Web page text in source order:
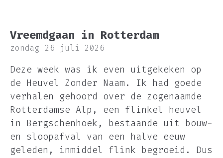
Vreemdgaan in Rotterdam
zondag 26 juli 2026
Deze week was ik even uitgekeken op
de Heuvel Zonder Naam. Ik had goede
verhalen gehoord over de zogenaamde
Rotterdamse Alp, een flinkel heuvel
in Bergschenhoek, bestaande uit bouw-
en sloopafval van een halve eeuw
geleden, inmiddel flink begroeid. Dus